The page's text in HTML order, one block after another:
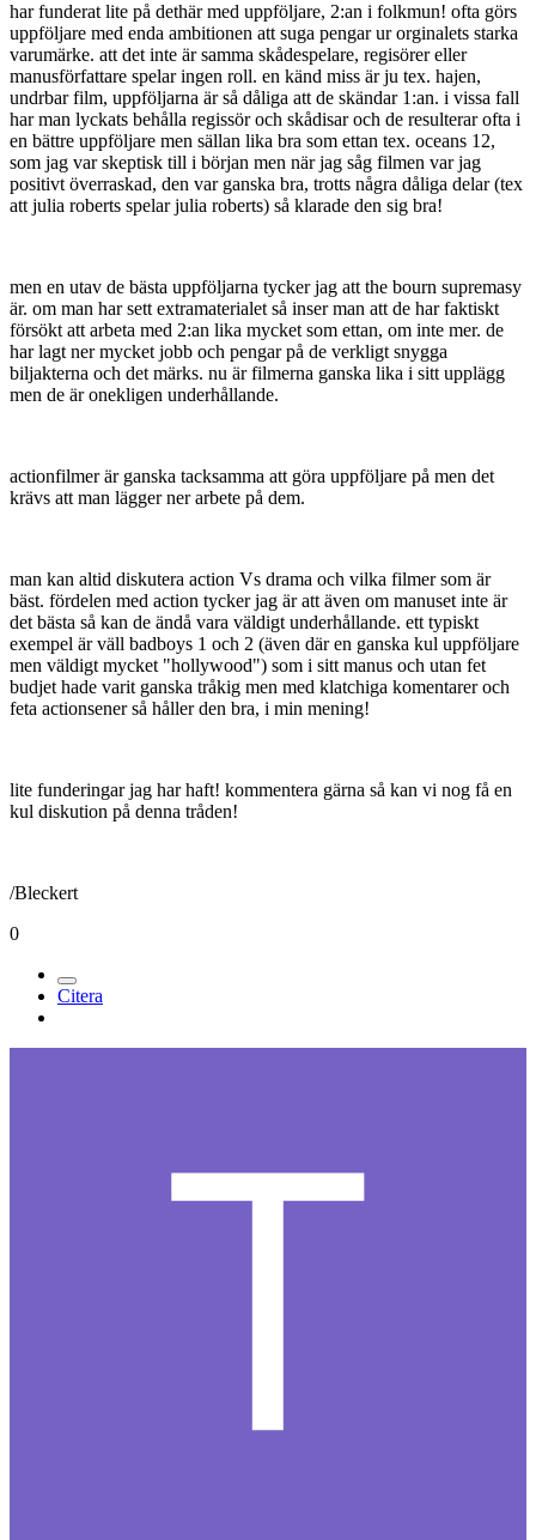
har funderat lite på dethär med uppföljare, 2:an i folkmun! ofta görs
uppföljare med enda ambitionen att suga pengar ur orginalets starka
varumärke. att det inte är samma skådespelare, regisörer eller
manusförfattare spelar ingen roll. en känd miss är ju tex. hajen,
undrbar film, uppföljarna är så dåliga att de skändar 1:an. i vissa fall
har man lyckats behålla regissör och skådisar och de resulterar ofta i
en bättre uppföljare men sällan lika bra som ettan tex. oceans 12,
som jag var skeptisk till i början men när jag såg filmen var jag
positivt överraskad, den var ganska bra, trotts några dåliga delar (tex
att julia roberts spelar julia roberts) så klarade den sig bra!
men en utav de bästa uppföljarna tycker jag att the bourn supremasy
är. om man har sett extramaterialet så inser man att de har faktiskt
försökt att arbeta med 2:an lika mycket som ettan, om inte mer. de
har lagt ner mycket jobb och pengar på de verkligt snygga
biljakterna och det märks. nu är filmerna ganska lika i sitt upplägg
men de är onekligen underhållande.
actionfilmer är ganska tacksamma att göra uppföljare på men det
krävs att man lägger ner arbete på dem.
man kan altid diskutera action Vs drama och vilka filmer som är
bäst. fördelen med action tycker jag är att även om manuset inte är
det bästa så kan de ändå vara väldigt underhållande. ett typiskt
exempel är väll badboys 1 och 2 (även där en ganska kul uppföljare
men väldigt mycket "hollywood") som i sitt manus och utan fet
budjet hade varit ganska tråkig men med klatchiga komentarer och
feta actionsener så håller den bra, i min mening!
lite funderingar jag har haft! kommentera gärna så kan vi nog få en
kul diskution på denna tråden!
/Bleckert
0
Citera